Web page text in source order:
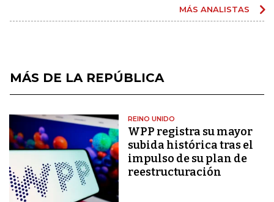
MÁS ANALISTAS
MÁS DE LA REPÚBLICA
REINO UNIDO
WPP registra su mayor
subida histórica tras el
impulso de su plan de
reestructuración